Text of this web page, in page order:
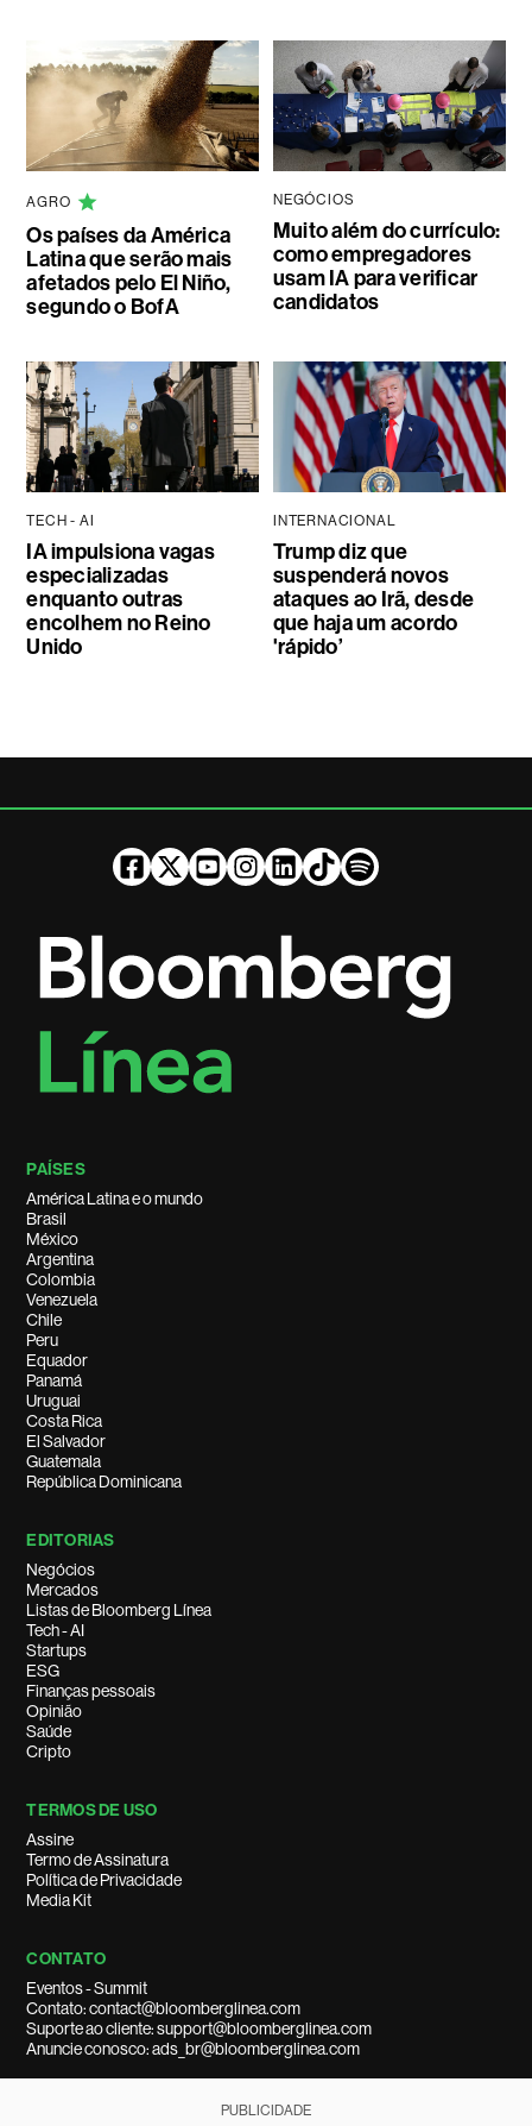
AGRO
Os países da América
Latina que serão mais
afetados pelo El Niño,
segundo o BofA
NEGÓCIOS
Muito além do currículo:
como empregadores
usam IA para verificar
candidatos
TECH - AI
IA impulsiona vagas
especializadas
enquanto outras
encolhem no Reino
Unido
INTERNACIONAL
Trump diz que
suspenderá novos
ataques ao Irã, desde
que haja um acordo
'rápido’
PAÍSES
América Latina e o mundo
Brasil
México
Argentina
Colombia
Venezuela
Chile
Peru
Equador
Panamá
Uruguai
Costa Rica
El Salvador
Guatemala
República Dominicana
EDITORIAS
Negócios
Mercados
Listas de Bloomberg Línea
Tech - AI
Startups
ESG
Finanças pessoais
Opinião
Saúde
Cripto
TERMOS DE USO
Assine
Termo de Assinatura
Política de Privacidade
Media Kit
CONTATO
Eventos - Summit
Contato: contact@bloomberglinea.com
Suporte ao cliente: support@bloomberglinea.com
Anuncie conosco: ads_br@bloomberglinea.com
PUBLICIDADE